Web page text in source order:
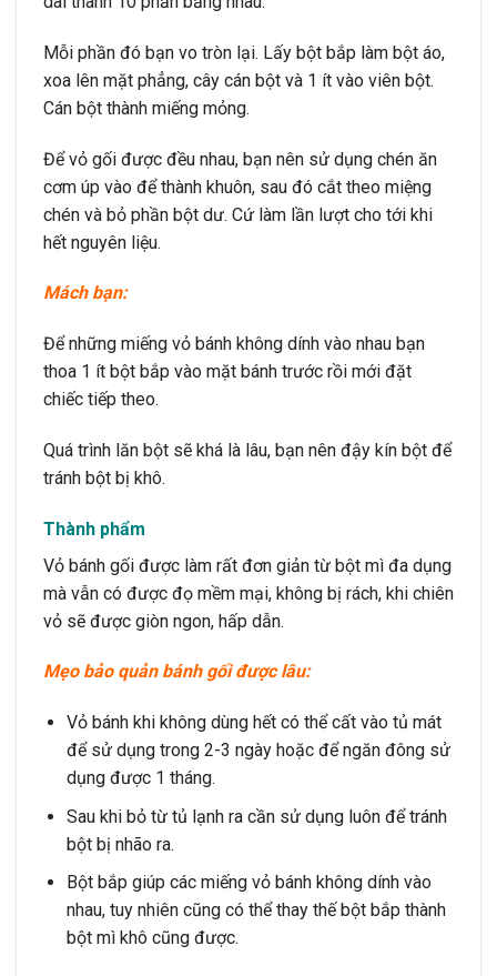
Mỗi phần đó bạn vo tròn lại. Lấy bột bắp làm bột áo,
xoa lên mặt phẳng, cây cán bột và 1 ít vào viên bột.
Cán bột thành miếng mỏng.
Để vỏ gối được đều nhau, bạn nên sử dụng chén ăn
cơm úp vào để thành khuôn, sau đó cắt theo miệng
chén và bỏ phần bột dư. Cứ làm lần lượt cho tới khi
hết nguyên liệu.
Mách bạn:
Để những miếng vỏ bánh không dính vào nhau bạn
thoa 1 ít bột bắp vào mặt bánh trước rồi mới đặt
chiếc tiếp theo.
Quá trình lăn bột sẽ khá là lâu, bạn nên đậy kín bột để
tránh bột bị khô.
Thành phẩm
Vỏ bánh gối được làm rất đơn giản từ bột mì đa dụng
mà vẫn có được đọ mềm mại, không bị rách, khi chiên
vỏ sẽ được giòn ngon, hấp dẫn.
Mẹo bảo quản bánh gối được lâu:
Vỏ bánh khi không dùng hết có thể cất vào tủ mát
để sử dụng trong 2-3 ngày hoặc để ngăn đông sử
dụng được 1 tháng.
Sau khi bỏ từ tủ lạnh ra cần sử dụng luôn để tránh
bột bị nhão ra.
Bột bắp giúp các miếng vỏ bánh không dính vào
nhau, tuy nhiên cũng có thể thay thế bột bắp thành
bột mì khô cũng được.